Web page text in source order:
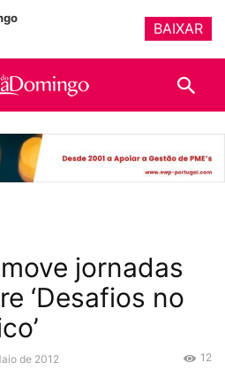
jornadas
‘Desafios no
de 2012 12
BAIXAR